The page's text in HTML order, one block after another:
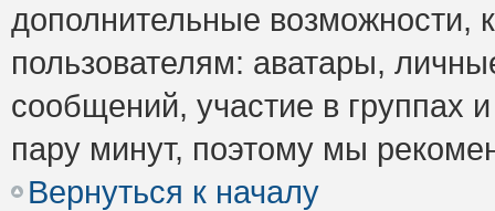
дополнительные возможности,
пользователям: аватары,
сообщений, участие в группах
пару минут, поэтому мы
Вернуться к началу